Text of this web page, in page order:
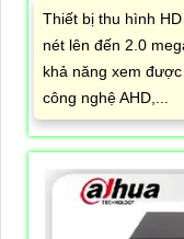
Thiết bị thu hình
nét lên đến 2.0
khả năng xem
công nghệ AHD,...